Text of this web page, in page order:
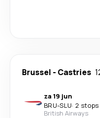
Brussel - Castries
za 19 jun
BRU-SLU· 2 stops
British Airways